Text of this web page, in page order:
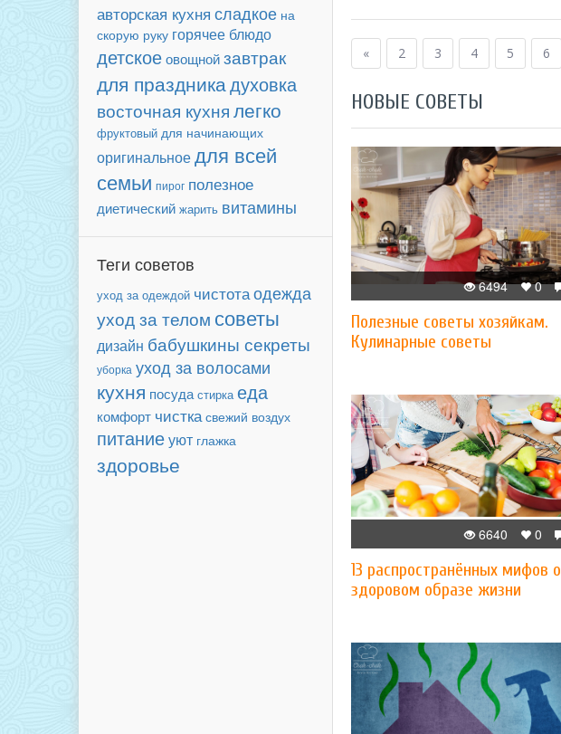
авторская кухня сладкое на
скорую руку горячее блюдо
детскоеовощнойзавтрак
для праздникадуховка
восточная кухнялегко
фруктовый для начинающих
оригинальноедля всей
семьи пирог полезное
диетический жарить витамины
Теги советов
уход за одеждой чистотаодежда
уход за телом советы
дизайн бабушкины секреты
уборка уход за волосами
кухня посуда стирка еда
комфорт чистка свежий воздух
питаниеуют глажка
здоровье
« 2 3 4 5 6
НОВЫЕ СОВЕТЫ
0
6494
Полезные советы хозяйкам.
Кулинарные советы
0
6640
13 распространённых мифов о
здоровом образе жизни